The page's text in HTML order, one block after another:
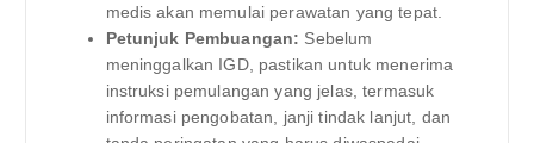
medis akan memulai perawatan yang tepat.
Petunjuk Pembuangan: Sebelum
meninggalkan IGD, pastikan untuk menerima
instruksi pemulangan yang jelas, termasuk
informasi pengobatan, janji tindak lanjut, dan